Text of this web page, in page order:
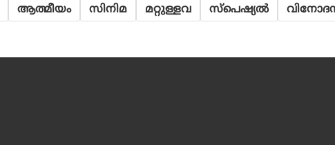
ആത്മീയം സിനിമ മറ്റുള്ളവ സ്പെഷ്യല്‍